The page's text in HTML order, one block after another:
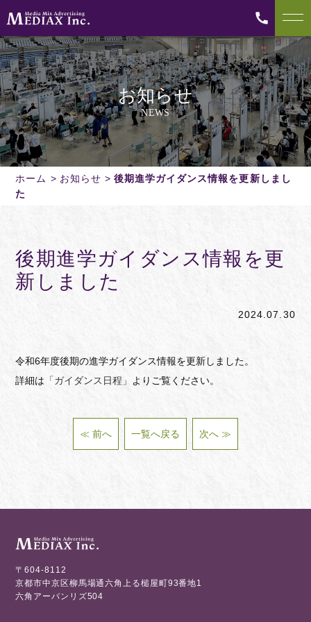
お知らせ
NEWS
ホーム お知らせ
後期進学ガイダンス情報を更新しまし
た
後期進学ガイダンス情報を更
新しました
2024.07.30
令和6年度後期の進学ガイダンス情報を更新しました。
詳細は 「ガイダンス日程」 よりご覧ください。
≪ 前へ 一覧へ戻る 次へ ≫
〒604-8112
京都市中京区柳馬場通六角上る槌屋町93番地1
六角アーバンリズ504